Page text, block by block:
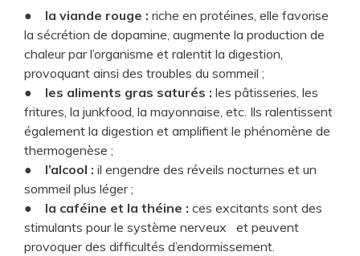
● la viande rouge : riche en protéines, elle favorise
la sécrétion de dopamine, augmente la production de
chaleur par l’organisme et ralentit la digestion,
provoquant ainsi des troubles du sommeil ;
● les aliments gras saturés : les pâtisseries, les
fritures, la junkfood, la mayonnaise, etc. Ils ralentissent
également la digestion et amplifient le phénomène de
thermogenèse ;
●
l’alcool : il engendre des réveils nocturnes et un
sommeil plus léger ;
●
la caféine et la théine : ces excitants sont des
stimulants pour le système nerveux et peuvent
provoquer des difficultés d’endormissement.